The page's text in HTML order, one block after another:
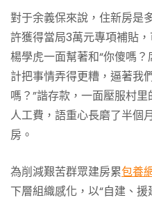
對于余義保來說，住新房是
許獲得當局3萬元專項補貼
楊學虎一面幫著和“你傻嗎
計把事情弄得更糟，逼著我
嗎？”諧存款，一面壓服村
人工費，語重心長磨了半個
房。
為削減艱苦群眾建房累包養
下層組織感化，以“自建、